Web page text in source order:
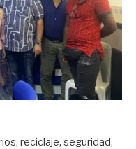
reciclaje, seguridad,